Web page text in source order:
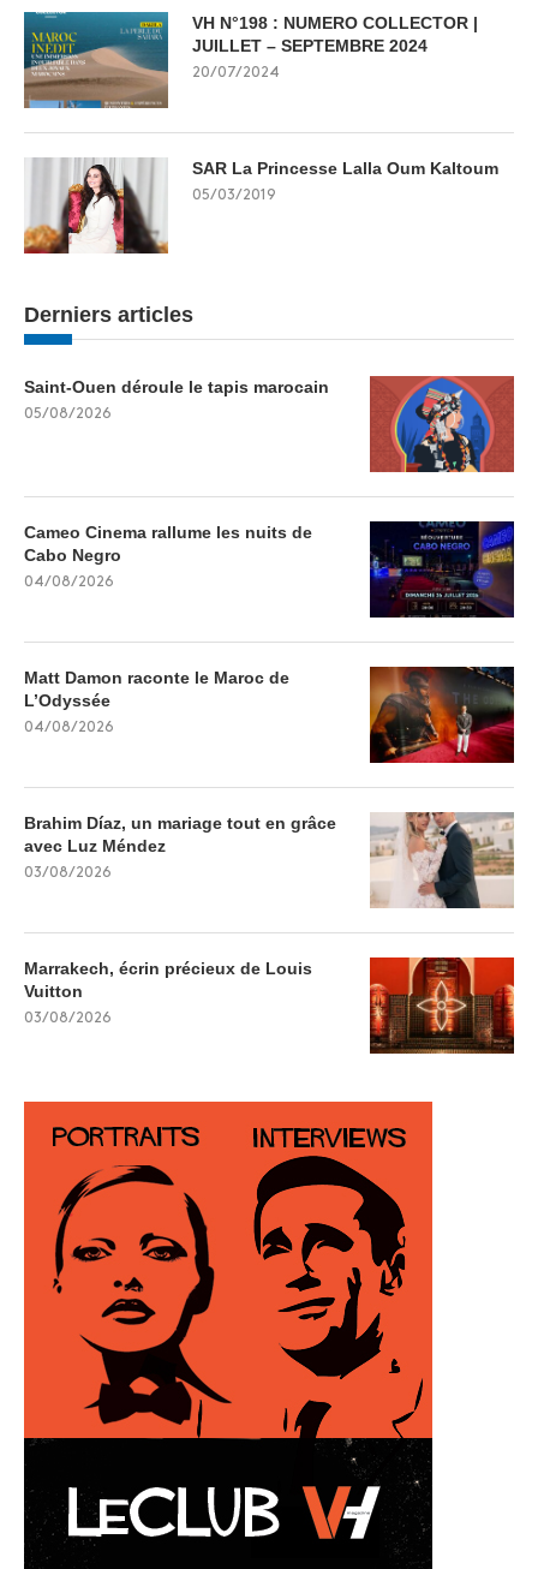
VH N°198 : NUMERO COLLECTOR |
JUILLET – SEPTEMBRE 2024
20/07/2024
SAR La Princesse Lalla Oum Kaltoum
05/03/2019
Derniers articles
Saint-Ouen déroule le tapis marocain
05/08/2026
Cameo Cinema rallume les nuits de
Cabo Negro
04/08/2026
Matt Damon raconte le Maroc de
L’Odyssée
04/08/2026
Brahim Díaz, un mariage tout en grâce
avec Luz Méndez
03/08/2026
Marrakech, écrin précieux de Louis
Vuitton
03/08/2026